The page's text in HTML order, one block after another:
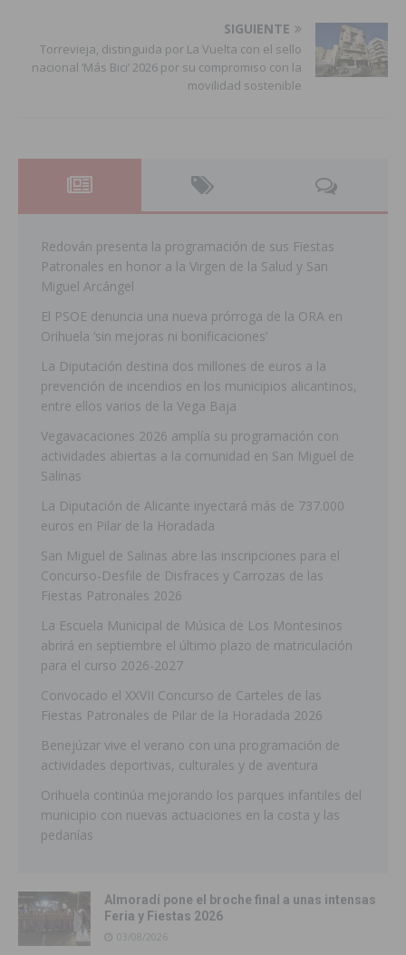
SIGUIENTE
Torrevieja, distinguida por La Vuelta con el sello
nacional ‘Más Bici’ 2026 por su compromiso con la
movilidad sostenible
Redován presenta la programación de sus Fiestas
Patronales en honor a la Virgen de la Salud y San
Miguel Arcángel
El PSOE denuncia una nueva prórroga de la ORA en
Orihuela ‘sin mejoras ni bonificaciones’
La Diputación destina dos millones de euros a la
prevención de incendios en los municipios alicantinos,
entre ellos varios de la Vega Baja
Vegavacaciones 2026 amplía su programación con
actividades abiertas a la comunidad en San Miguel de
Salinas
La Diputación de Alicante inyectará más de 737.000
euros en Pilar de la Horadada
San Miguel de Salinas abre las inscripciones para el
Concurso-Desfile de Disfraces y Carrozas de las
Fiestas Patronales 2026
La Escuela Municipal de Música de Los Montesinos
abrirá en septiembre el último plazo de matriculación
para el curso 2026-2027
Convocado el XXVII Concurso de Carteles de las
Fiestas Patronales de Pilar de la Horadada 2026
Benejúzar vive el verano con una programación de
actividades deportivas, culturales y de aventura
Orihuela continúa mejorando los parques infantiles del
municipio con nuevas actuaciones en la costa y las
pedanías
Almoradí pone el broche final a unas intensas
Feria y Fiestas 2026
03/08/2026